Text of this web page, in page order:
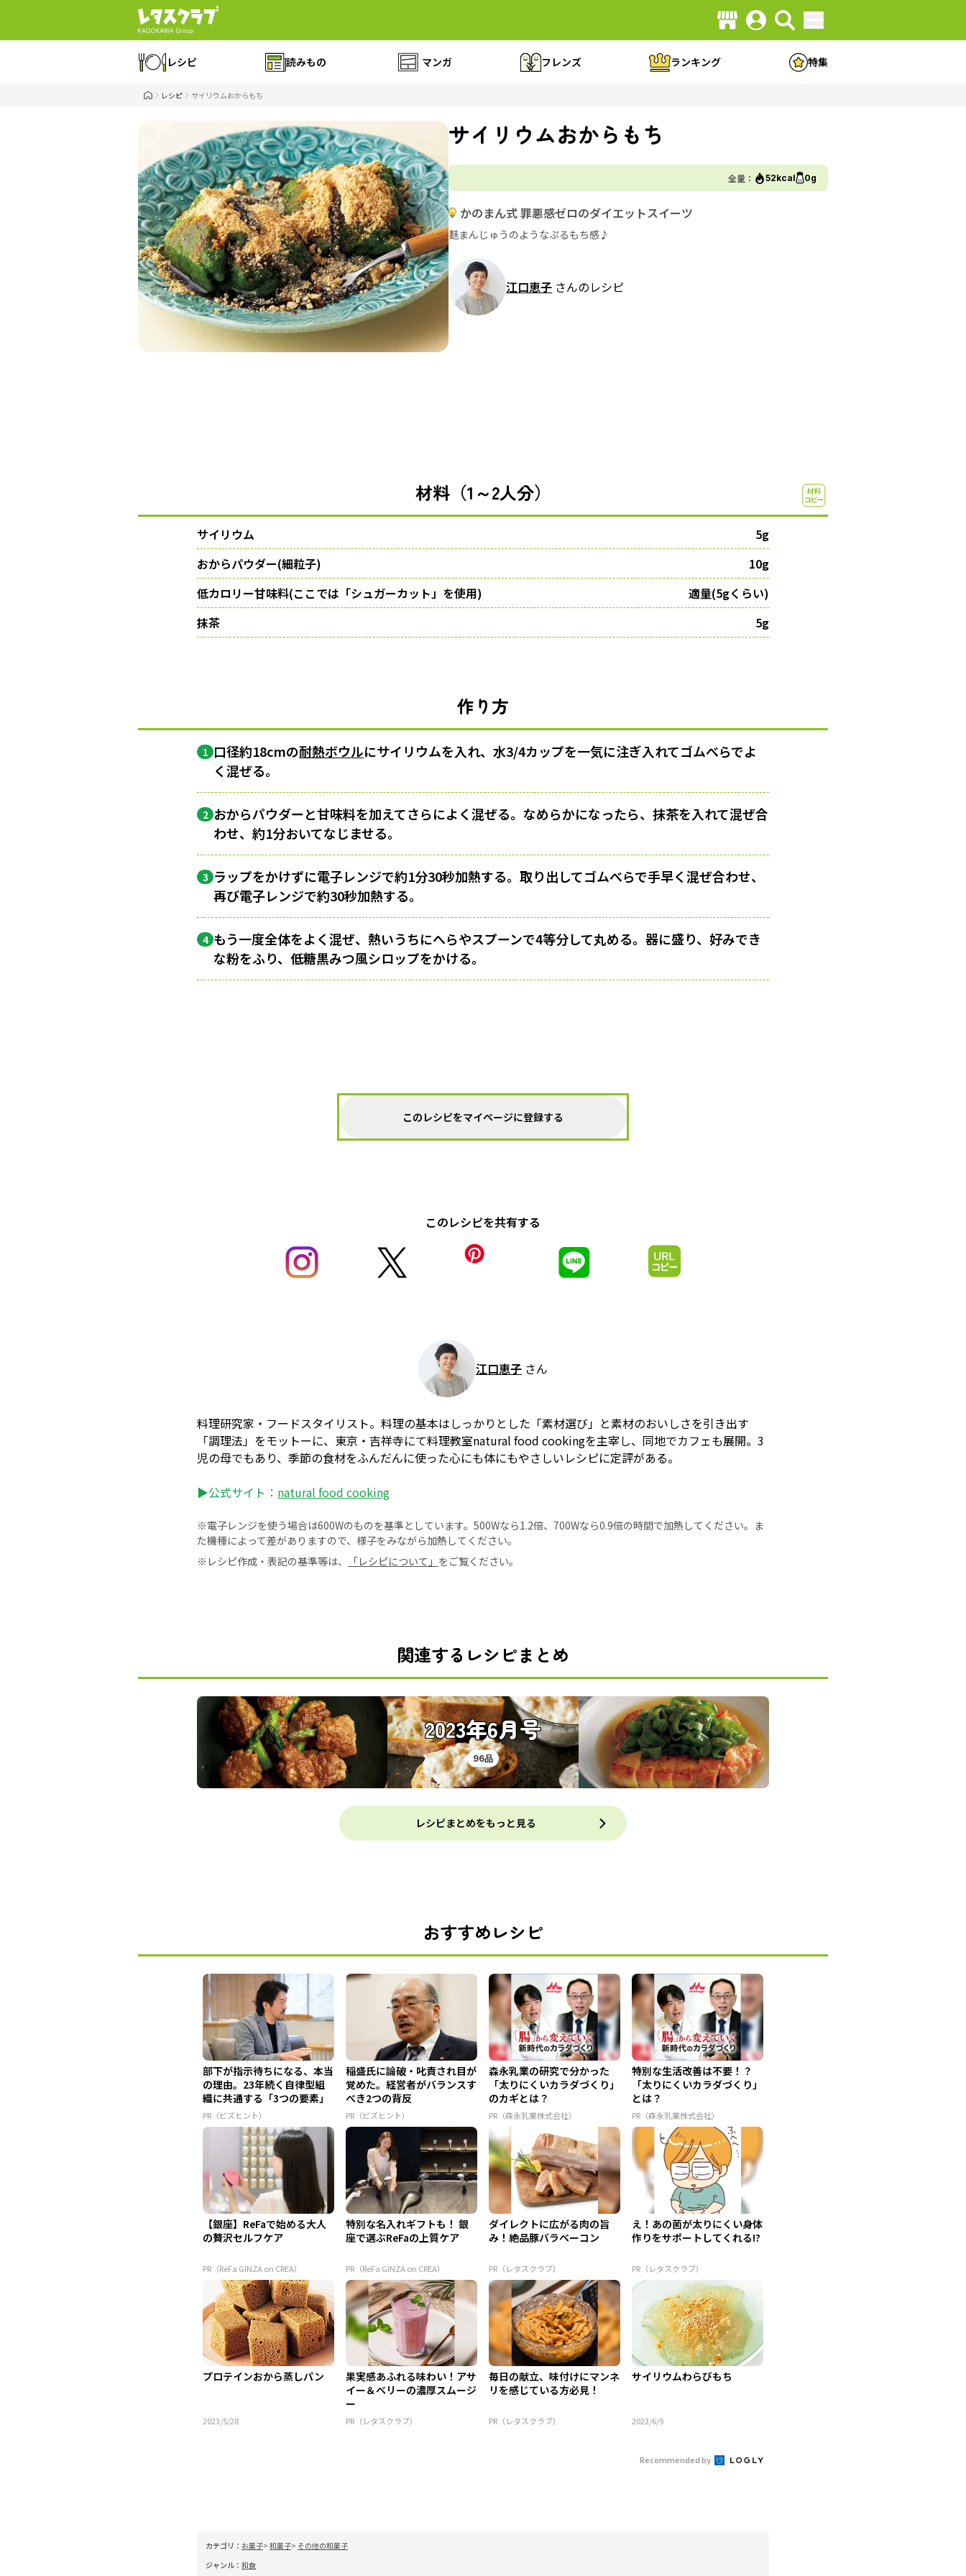
レシピ 読みもの マンガ フレンズ ランキング 特集
レシピ サイリウムおからもち
サイリウムおからもち
全量： 52kcal 0g
かのまん式 罪悪感ゼロのダイエットスイーツ
麩まんじゅうのようなぷるもち感♪
江口恵子 さんのレシピ
材料（1～2人分）
サイリウム
5g
おからパウダー(細粒子)
10g
低カロリー甘味料(ここでは「シュガーカット」を使用)
適量(5gくらい)
抹茶
5g
作り方
1 口径約18cmの耐熱ボウルにサイリウムを入れ、水3/4カップを一気に注ぎ入れてゴムべらでよ
く混ぜる。
2 おからパウダーと甘味料を加えてさらによく混ぜる。なめらかになったら、抹茶を入れて混ぜ合
わせ、約1分おいてなじませる。
3 ラップをかけずに電子レンジで約1分30秒加熱する。取り出してゴムべらで手早く混ぜ合わせ、
再び電子レンジで約30秒加熱する。
4 もう一度全体をよく混ぜ、熱いうちにへらやスプーンで4等分して丸める。器に盛り、好みでき
な粉をふり、低糖黒みつ風シロップをかける。
このレシピをマイページに登録する
このレシピを共有する
江口恵子 さん
料理研究家・フードスタイリスト。料理の基本はしっかりとした「素材選び」と素材のおいしさを引き出す
「調理法」をモットーに、東京・吉祥寺にて料理教室natural food cookingを主宰し、同地でカフェも展開。3
児の母でもあり、季節の食材をふんだんに使った心にも体にもやさしいレシピに定評がある。
▶公式サイト： natural food cooking
※電子レンジを使う場合は600Wのものを基準としています。500Wなら1.2倍、700Wなら0.9倍の時間で加熱してください。ま
た機種によって差がありますので、様子をみながら加熱してください。
※レシピ作成・表記の基準等は、
「レシピについて」 をご覧ください。
関連するレシピまとめ
2023年6月号
96品
レシピまとめをもっと見る
おすすめレシピ
部下が指示待ちになる、本当
の理由。23年続く自律型組
織に共通する「3つの要素」
PR（ビズヒント）
稲盛氏に論破・叱責され目が
覚めた。経営者がバランスす
べき2つの背反
PR（ビズヒント）
森永乳業の研究で分かった
「太りにくいカラダづくり」
のカギとは？
PR（森永乳業株式会社）
特別な生活改善は不要！？
「太りにくいカラダづくり」
とは？
PR（森永乳業株式会社）
【銀座】ReFaで始める大人
の贅沢セルフケア
PR（ReFa GINZA on CREA）
特別な名入れギフトも！ 銀
座で選ぶReFaの上質ケア
PR（ReFa GINZA on CREA）
ダイレクトに広がる肉の旨
み！絶品豚バラベーコン
PR（レタスクラブ）
え！あの菌が太りにくい身体
作りをサポートしてくれる!?
PR（レタスクラブ）
プロテインおから蒸しパン
2023/5/28
果実感あふれる味わい！アサ
イー＆ベリーの濃厚スムージ
ー
PR（レタスクラブ）
毎日の献立、味付けにマンネ
リを感じている方必見！
PR（レタスクラブ）
サイリウムわらびもち
2023/6/9
Recommended by
カテゴリ： お菓子 和菓子 その他の和菓子
ジャンル： 和食